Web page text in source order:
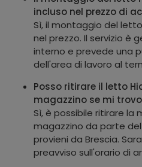
incluso nel prezzo di
Sì, il montaggio del
nel prezzo. Il servizio è
interno e prevede una
dell'area di lavoro al
Posso ritirare il letto
magazzino se mi
Sì, è possibile ritirare
magazzino da parte
provieni da Brescia.
preavviso sull'orario di